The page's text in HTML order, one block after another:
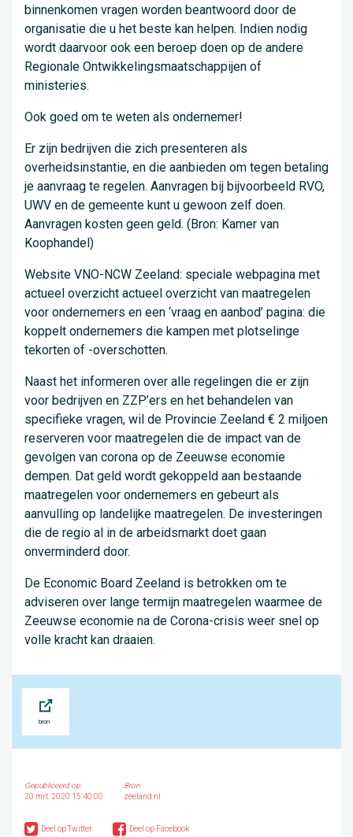
binnenkomen vragen worden beantwoord door de
organisatie die u het beste kan helpen. Indien nodig
wordt daarvoor ook een beroep doen op de andere
Regionale Ontwikkelingsmaatschappijen of
ministeries.
Ook goed om te weten als ondernemer!
Er zijn bedrijven die zich presenteren als
overheidsinstantie, en die aanbieden om tegen betaling
je aanvraag te regelen. Aanvragen bij bijvoorbeeld RVO,
UWV en de gemeente kunt u gewoon zelf doen.
Aanvragen kosten geen geld. (Bron: Kamer van
Koophandel)
Website VNO-NCW Zeeland: speciale webpagina met
actueel overzicht actueel overzicht van maatregelen
voor ondernemers en een ‘vraag en aanbod’ pagina: die
koppelt ondernemers die kampen met plotselinge
tekorten of -overschotten.
Naast het informeren over alle regelingen die er zijn
voor bedrijven en ZZP’ers en het behandelen van
specifieke vragen, wil de Provincie Zeeland € 2 miljoen
reserveren voor maatregelen die de impact van de
gevolgen van corona op de Zeeuwse economie
dempen. Dat geld wordt gekoppeld aan bestaande
maatregelen voor ondernemers en gebeurt als
aanvulling op landelijke maatregelen. De investeringen
die de regio al in de arbeidsmarkt doet gaan
onverminderd door.
De Economic Board Zeeland is betrokken om te
adviseren over lange termijn maatregelen waarmee de
Zeeuwse economie na de Corona-crisis weer snel op
volle kracht kan draaien.
Gepubliceerd op:
20 mrt. 2020 15:40:00
Bron
zeeland.nl
Deel op Twitter Deel op Facebook